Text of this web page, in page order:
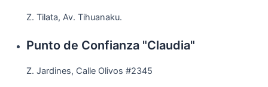
Z. Tilata, Av. Tihuanaku.
Punto de Confianza "Claudia"
Z. Jardines, Calle Olivos #2345